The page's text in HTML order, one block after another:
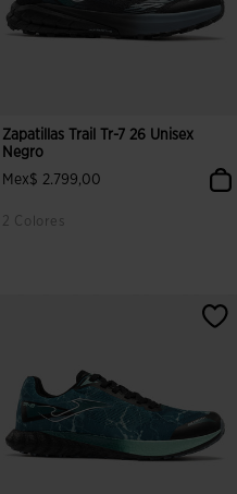
Zapatillas Trail Tr-7 26 Unisex
Negro
Mex$ 2.799,00
2 Colores
4.5 sobre 5 de valoración de